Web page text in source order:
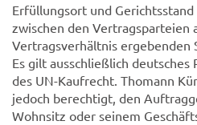
Erfüllungsort und
zwischen den Vertragsparteien
Vertragsverhältnis ergebenden
Es gilt ausschließlich deutsches
des UN-Kaufrecht. Thomann
jedoch berechtigt, den
Wohnsitz oder seinem